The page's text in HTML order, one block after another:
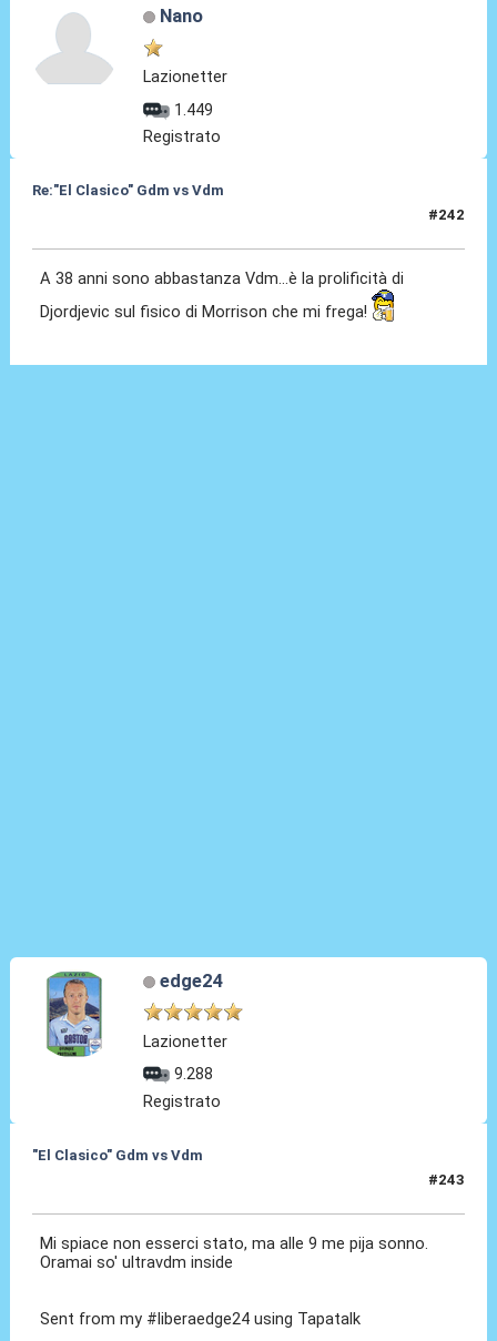
Nano
Lazionetter
1.449
Registrato
Re:"El Clasico" Gdm vs Vdm
#242
A 38 anni sono abbastanza Vdm...è la prolificità di
Djordjevic sul fisico di Morrison che mi frega!
edge24
Lazionetter
9.288
Registrato
"El Clasico" Gdm vs Vdm
#243
Mi spiace non esserci stato, ma alle 9 me pija sonno.
Oramai so' ultravdm inside
Sent from my #liberaedge24 using Tapatalk